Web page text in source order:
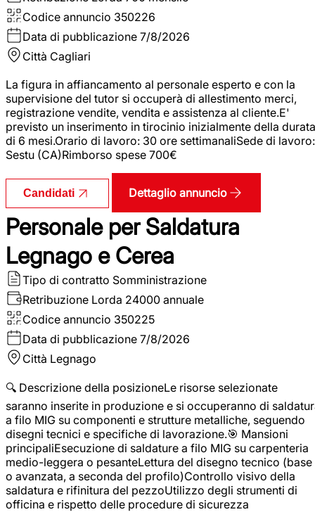
Codice annuncio 350226
Data di pubblicazione 7/8/2026
Città Cagliari
La figura in affiancamento al personale esperto e con la
supervisione del tutor si occuperà di allestimento merci,
registrazione vendite, vendita e assistenza al cliente.E'
previsto un inserimento in tirocinio inizialmente della durata
di 6 mesi.Orario di lavoro: 30 ore settimanaliSede di lavoro:
Sestu (CA)Rimborso spese 700€
Candidati Dettaglio annuncio
Personale per Saldatura
Legnago e Cerea
Tipo di contratto Somministrazione
Retribuzione Lorda 24000 annuale
Codice annuncio 350225
Data di pubblicazione 7/8/2026
Città Legnago
🔍 Descrizione della posizioneLe risorse selezionate
saranno inserite in produzione e si occuperanno di
a filo MIG su componenti e strutture metalliche, seguendo
disegni tecnici e specifiche di lavorazione.🎯 Mansioni
principaliEsecuzione di saldature a filo MIG su carpenteria
medio-leggera o pesanteLettura del disegno tecnico (base
o avanzata, a seconda del profilo)Controllo visivo della
saldatura e rifinitura del pezzoUtilizzo degli strumenti di
officina e rispetto delle procedure di sicurezza